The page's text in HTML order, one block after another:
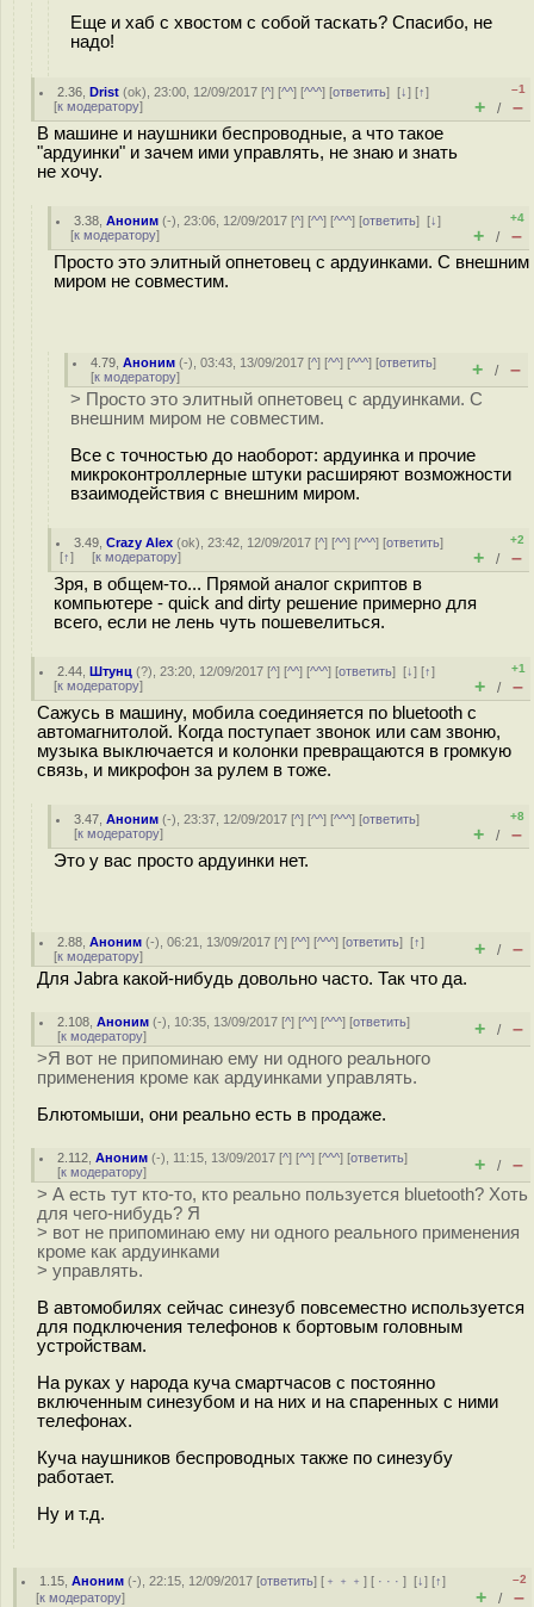
Еще и хаб с хвостом с собой таскать? Спасибо, не
надо!
2.36 ,Drist (ok), 23:00, 12/09/2017 [^] [^^] [^^^] [ответить][↓] [↑]
[к модератору]
–1
+ / –
В машине и наушники беспроводные, а что такое
"ардуинки" и зачем ими управлять, не знаю и знать
не хочу.
3.38 ,Аноним (-), 23:06, 12/09/2017 [^] [^^] [^^^] [ответить][↓]
[к модератору]
+4
+ / –
Просто это элитный опнетовец с ардуинками. С внешним
миром не совместим.
4.79 ,Аноним (-), 03:43, 13/09/2017 [^] [^^] [^^^] [ответить]
[к модератору] + / –
> Просто это элитный опнетовец с ардуинками. С
внешним миром не совместим.
Все с точностью до наоборот: ардуинка и прочие
микроконтроллерные штуки расширяют возможности
взаимодействия с внешним миром.
3.49 ,Crazy Alex (ok), 23:42, 12/09/2017 [^] [^^] [^^^] [ответить]
[↑] [к модератору]
+2
+ / –
Зря, в общем-то... Прямой аналог скриптов в
компьютере - quick and dirty решение примерно для
всего, если не лень чуть пошевелиться.
2.44 ,Штунц (?), 23:20, 12/09/2017 [^] [^^] [^^^] [ответить][↓] [↑]
[к модератору]
+1
+ / –
Сажусь в машину, мобила соединяется по bluetooth с
автомагнитолой. Когда поступает звонок или сам звоню,
музыка выключается и колонки превращаются в громкую
связь, и микрофон за рулем в тоже.
3.47 ,Аноним (-), 23:37, 12/09/2017 [^] [^^] [^^^] [ответить]
[к модератору]
+8
+ / –
Это у вас просто ардуинки нет.
2.88 ,Аноним (-), 06:21, 13/09/2017 [^] [^^] [^^^] [ответить][↑]
[к модератору] + / –
Для Jabra какой-нибудь довольно часто. Так что да.
2.108 ,Аноним (-), 10:35, 13/09/2017 [^] [^^] [^^^] [ответить]
[к модератору] + / –
>Я вот не припоминаю ему ни одного реального
применения кроме как ардуинками управлять.
Блютомыши, они реально есть в продаже.
2.112 ,Аноним (-), 11:15, 13/09/2017 [^] [^^] [^^^] [ответить]
[к модератору] + / –
> А есть тут кто-то, кто реально пользуется bluetooth? Хоть
для чего-нибудь? Я
> вот не припоминаю ему ни одного реального применения
кроме как ардуинками
> управлять.
В автомобилях сейчас синезуб повсеместно используется
для подключения телефонов к бортовым головным
устройствам.
На руках у народа куча смартчасов с постоянно
включенным синезубом и на них и на спаренных с ними
телефонах.
Куча наушников беспроводных также по синезубу
работает.
Ну и т.д.
1.15 ,Аноним (-), 22:15, 12/09/2017 [ответить] [ ﹢﹢﹢] [ · · ·][↓] [↑]
[к модератору]
–2
+ / –